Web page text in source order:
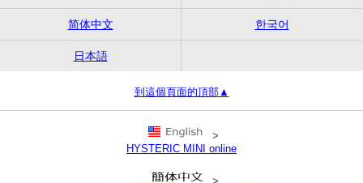
简体中文 한국어
日本語
到這個頁面的頂部▲
>
HYSTERIC MINI online